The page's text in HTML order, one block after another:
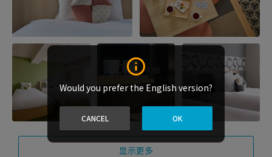
Would you prefer the English version?
CANCEL OK
显示更多